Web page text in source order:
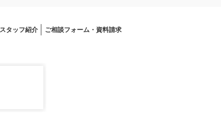
スタッフ紹介 ご相談フォーム・資料請求